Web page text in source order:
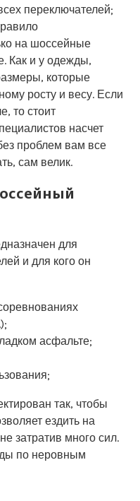
переключателей;
на шоссейные
Как и у одежды,
которые
росту и весу. Если
то стоит
насчет
проблем вам все
сам велик.
для
и для кого он
асфальте;
так, чтобы
ездить на
затратив много сил.
по неровным